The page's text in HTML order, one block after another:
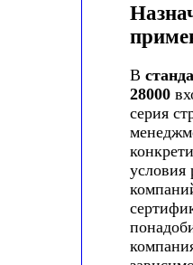
В
28000
серия
условия